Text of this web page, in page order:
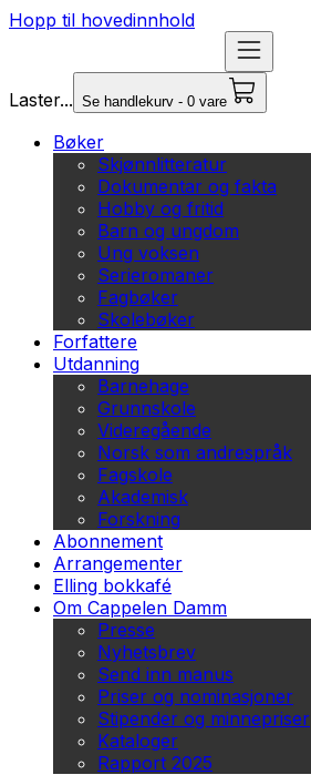
Hopp til hovedinnhold
Laster... Se handlekurv - 0 vare
Bøker
Skjønnlitteratur
Dokumentar og fakta
Hobby og fritid
Barn og ungdom
Ung voksen
Serieromaner
Fagbøker
Skolebøker
Forfattere
Utdanning
Barnehage
Grunnskole
Videregående
Norsk som andrespråk
Fagskole
Akademisk
Forskning
Abonnement
Arrangementer
Elling bokkafé
Om Cappelen Damm
Presse
Nyhetsbrev
Send inn manus
Priser og nominasjoner
Stipender og minnepriser
Kataloger
Rapport 2025